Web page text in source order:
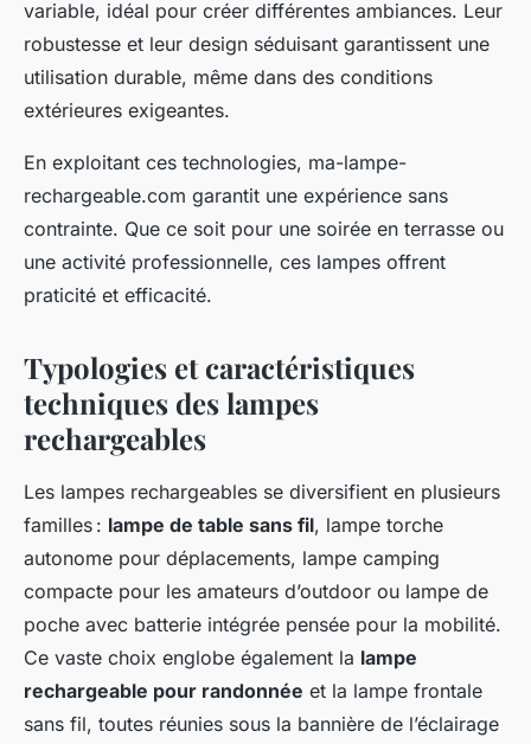
variable, idéal pour créer différentes ambiances. Leur
robustesse et leur design séduisant garantissent une
utilisation durable, même dans des conditions
extérieures exigeantes.
En exploitant ces technologies, ma-lampe-
rechargeable.com garantit une expérience sans
contrainte. Que ce soit pour une soirée en terrasse ou
une activité professionnelle, ces lampes offrent
praticité et efficacité.
Typologies et caractéristiques
techniques des lampes
rechargeables
Les lampes rechargeables se diversifient en plusieurs
familles : lampe de table sans fil, lampe torche
autonome pour déplacements, lampe camping
compacte pour les amateurs d’outdoor ou lampe de
poche avec batterie intégrée pensée pour la mobilité.
Ce vaste choix englobe également la lampe
rechargeable pour randonnée et la lampe frontale
sans fil, toutes réunies sous la bannière de l’éclairage